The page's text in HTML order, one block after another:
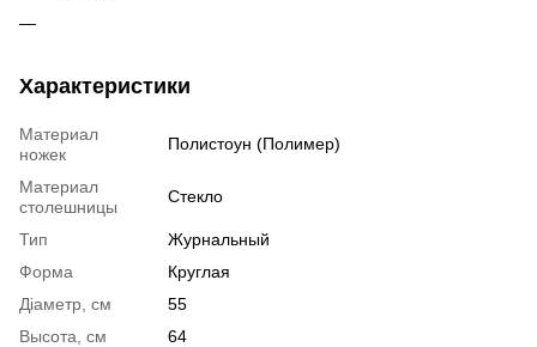
Характеристики
Материал
ножек
Полистоун (Полимер)
Материал
столешницы
Стекло
Тип
Журнальный
Форма
Круглая
Діаметр, см
55
Высота, см
64